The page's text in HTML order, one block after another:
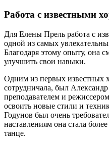
Работа с известными
Для Елены Прель работа с
одной из самых
Благодаря этому опыту, она
улучшить свои навыки.
Одним из первых известных
сотрудничала, был
преподавателем и
освоить новые стили и
Годунов был очень
наставлениям она стала
танце.